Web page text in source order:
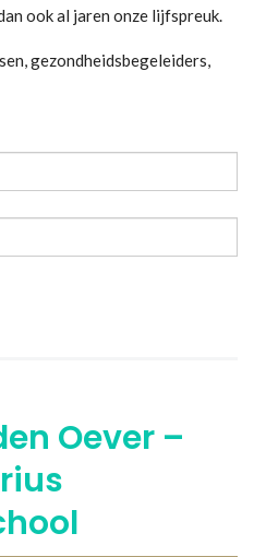
ook al jaren onze lijfspreuk.
gezondheidsbegeleiders,
Oever –